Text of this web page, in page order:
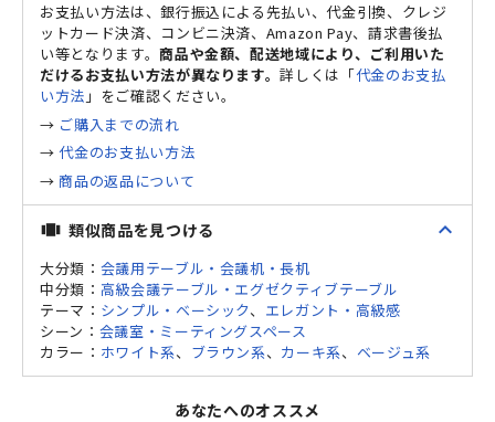
お支払い方法は、銀行振込による先払い、代金引換、クレジ
ットカード決済、コンビニ決済、Amazon Pay、請求書後払
い等となります。商品や金額、配送地域により、ご利用いた
だけるお支払い方法が異なります。詳しくは「代金のお支払
い方法 」をご確認ください。
→ ご購入までの流れ
→代金のお支払い方法
→ 商品の返品について
view_carousel 類似商品を見つける expand_less
大分類： 会議用テーブル・会議机・長机
中分類： 高級会議テーブル・エグゼクティブテーブル
テーマ： シンプル・ベーシック、 エレガント・高級感
シーン： 会議室・ミーティングスペース
カラー： ホワイト系、 ブラウン系、 カーキ系、 ベージュ系
あなたへのオススメ